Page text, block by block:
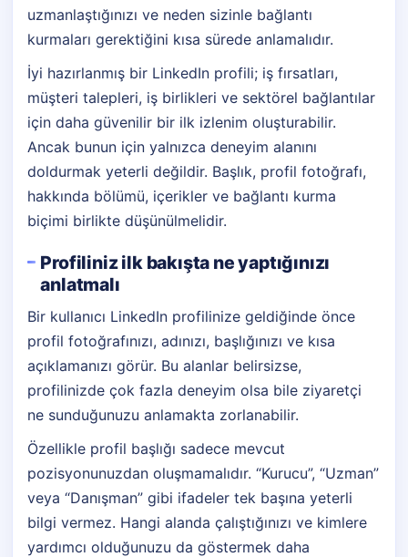
uzmanlaştığınızı ve neden sizinle bağlantı
kurmaları gerektiğini kısa sürede anlamalıdır.
İyi hazırlanmış bir LinkedIn profili; iş fırsatları,
müşteri talepleri, iş birlikleri ve sektörel bağlantılar
için daha güvenilir bir ilk izlenim oluşturabilir.
Ancak bunun için yalnızca deneyim alanını
doldurmak yeterli değildir. Başlık, profil fotoğrafı,
hakkında bölümü, içerikler ve bağlantı kurma
biçimi birlikte düşünülmelidir.
Profiliniz ilk bakışta ne yaptığınızı
anlatmalı
Bir kullanıcı LinkedIn profilinize geldiğinde önce
profil fotoğrafınızı, adınızı, başlığınızı ve kısa
açıklamanızı görür. Bu alanlar belirsizse,
profilinizde çok fazla deneyim olsa bile ziyaretçi
ne sunduğunuzu anlamakta zorlanabilir.
Özellikle profil başlığı sadece mevcut
pozisyonunuzdan oluşmamalıdır. “Kurucu”, “Uzman”
veya “Danışman” gibi ifadeler tek başına yeterli
bilgi vermez. Hangi alanda çalıştığınızı ve kimlere
yardımcı olduğunuzu da göstermek daha